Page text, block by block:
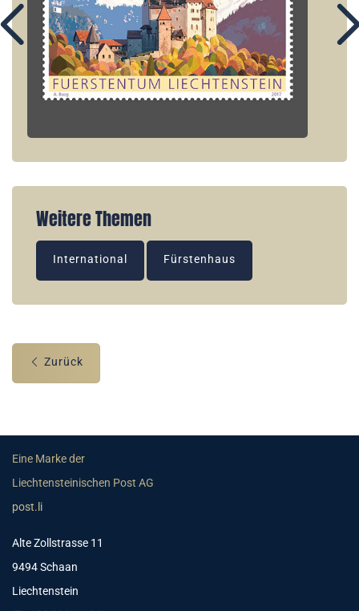
Weitere Themen
International Fürstenhaus
Zurück
Eine Marke der
Liechtensteinischen Post AG
post.li
Alte Zollstrasse 11
9494 Schaan
Liechtenstein